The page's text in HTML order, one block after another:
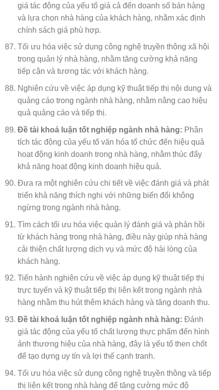
giá tác động của yếu tố giá cả đến doanh số bán hàng
và lựa chọn nhà hàng của khách hàng, nhằm xác định
chính sách giá phù hợp.
Tối ưu hóa việc sử dụng công nghệ truyền thông xã hội
trong quản lý nhà hàng, nhằm tăng cường khả năng
tiếp cận và tương tác với khách hàng.
Nghiên cứu về việc áp dụng kỹ thuật tiếp thị nội dung và
quảng cáo trong ngành nhà hàng, nhằm nâng cao hiệu
quả quảng cáo và tiếp thị.
Đề tài khoá luận tốt nghiệp ngành nhà hàng: Phân
tích tác động của yếu tố văn hóa tổ chức đến hiệu quả
hoạt động kinh doanh trong nhà hàng, nhằm thúc đẩy
khả năng hoạt động kinh doanh hiệu quả.
Đưa ra một nghiên cứu chi tiết về việc đánh giá và phát
triển khả năng thích nghi với những biến đổi không
ngừng trong ngành nhà hàng.
Tìm cách tối ưu hóa việc quản lý đánh giá và phản hồi
từ khách hàng trong nhà hàng, điều này giúp nhà hàng
cải thiện chất lượng dịch vụ và mức độ hài lòng của
khách hàng.
Tiến hành nghiên cứu về việc áp dụng kỹ thuật tiếp thị
trực tuyến và kỹ thuật tiếp thị liên kết trong ngành nhà
hàng nhằm thu hút thêm khách hàng và tăng doanh thu.
Đề tài khoá luận tốt nghiệp ngành nhà hàng: Đánh
giá tác động của yếu tố chất lượng thực phẩm đến hình
ảnh thương hiệu của nhà hàng, đây là yếu tố then chốt
để tạo dựng uy tín và lợi thế cạnh tranh.
Tối ưu hóa việc sử dụng công nghệ truyền thông và tiếp
thị liên kết trong nhà hàng để tăng cường mức độ